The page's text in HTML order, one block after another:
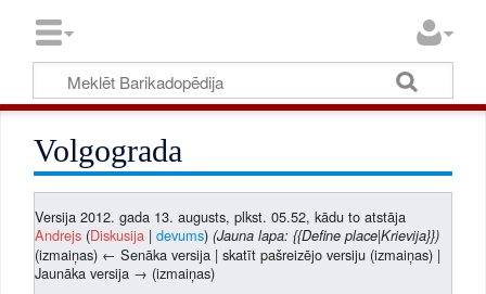
Volgograda
Versija 2012. gada 13. augusts, plkst. 05.52, kādu to atstāja
Andrejs (Diskusija |devums) (Jauna lapa: {{Define place|Krievija}})
(izmaiņas) ← Senāka versija | skatīt pašreizējo versiju (izmaiņas) |
Jaunāka versija → (izmaiņas)